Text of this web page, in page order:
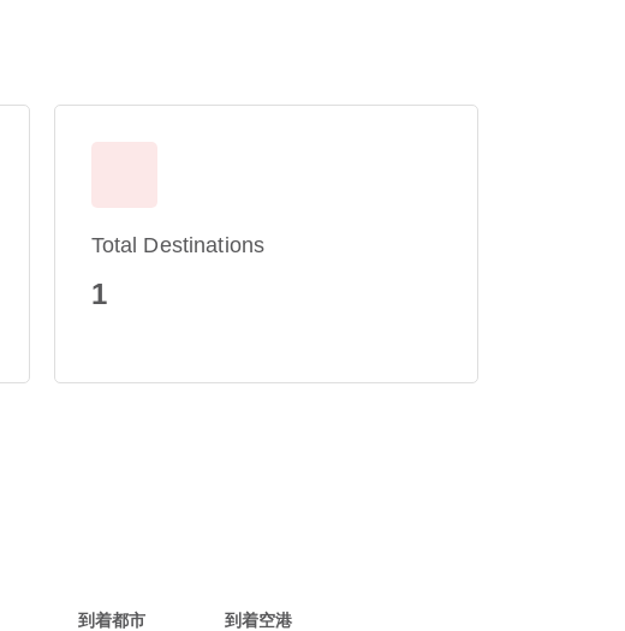
Total Destinations
1
到着都市 到着空港